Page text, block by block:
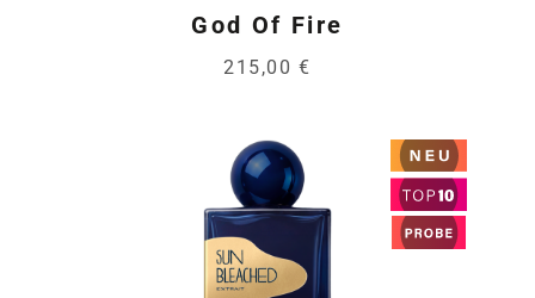
God Of Fire
215,00 €